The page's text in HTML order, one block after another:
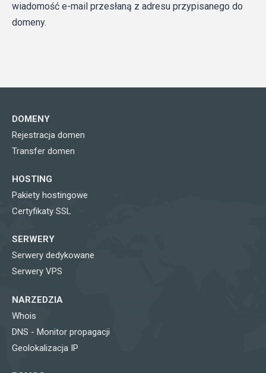
wiadomość e-mail przesłaną z adresu przypisanego do
domeny.
DOMENY
Rejestracja domen
Transfer domen
HOSTING
Pakiety hostingowe
Certyfikaty SSL
SERWERY
Serwery dedykowane
Serwery VPS
NARZEDZIA
Whois
DNS - Monitor propagacji
Geolokalizacja IP